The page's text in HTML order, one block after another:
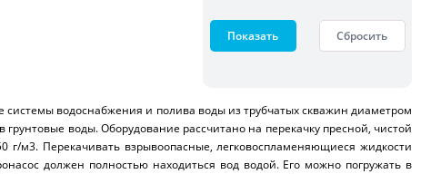
Показать Сбросить
водоснабжения и полива воды из трубчатых скважин диаметром
воды. Оборудование рассчитано на перекачку пресной, чистой
г/м3. Перекачивать взрывоопасные, легковоспламеняющиеся жидкости
должен полностью находиться вод водой. Его можно погружать в